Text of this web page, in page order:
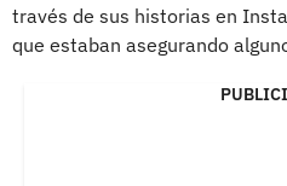
través de sus historias en
que estaban asegurando